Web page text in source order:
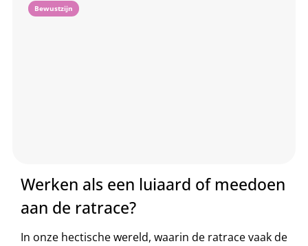
Bewustzijn
Werken als een luiaard of meedoen
aan de ratrace?
In onze hectische wereld, waarin de ratrace vaak de